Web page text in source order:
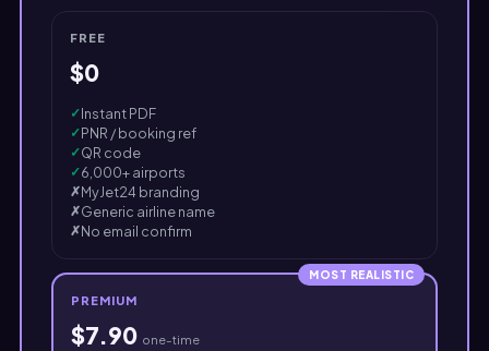
FREE
$0
✓Instant PDF
✓PNR / booking ref
✓QR code
✓6,000+ airports
✗MyJet24 branding
✗Generic airline name
✗No email confirm
MOST REALISTIC
PREMIUM
$7.90 one-time